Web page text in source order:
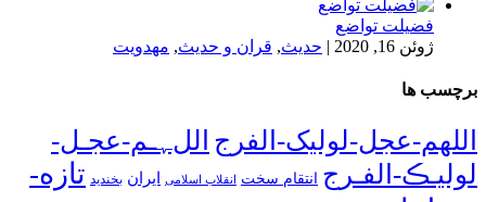
فضیلت تواضع
ژوئن 16, 2020
| حدیث, قران و حدیث, مهدویت
برچسب ها
اللهم-عجل-لولیک-الفرج اللﮩـم-عجـل-
لولیـڪ-الفـرج انتقام سخت انقلاب اسلامی ایران بخندید تازه-